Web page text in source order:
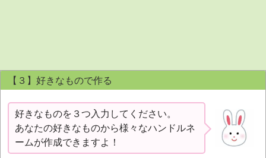
【３】好きなもので作る
好きなものを３つ入力してください。
あなたの好きなものから様々なハンドルネ
ームが作成できますよ！